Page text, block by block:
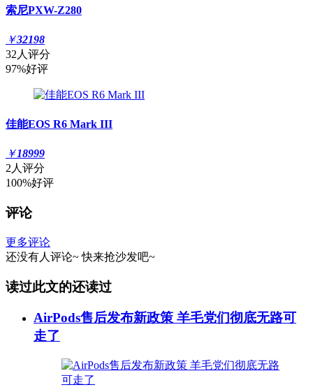
索尼PXW-Z280
￥32198
32人评分
97%好评
佳能EOS R6 Mark III
￥18999
2人评分
100%好评
评论
更多评论
还没有人评论~ 快来抢沙发吧~
读过此文的还读过
AirPods售后发布新政策 羊毛党们彻底无路可
走了